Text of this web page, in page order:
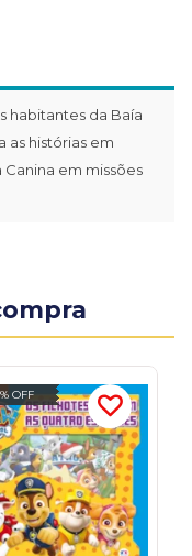
habitantes da Baía
as histórias em
em missões
OFF